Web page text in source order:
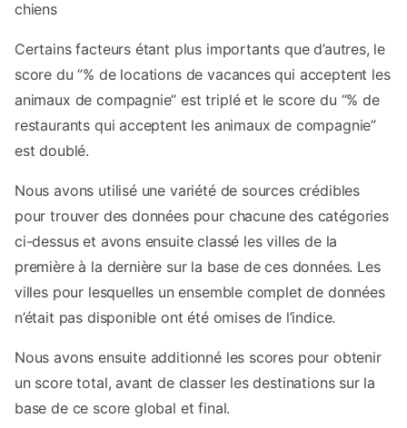
chiens
Certains facteurs étant plus importants que d’autres, le
score du “% de locations de vacances qui acceptent les
animaux de compagnie” est triplé et le score du “% de
restaurants qui acceptent les animaux de compagnie”
est doublé.
Nous avons utilisé une variété de sources crédibles
pour trouver des données pour chacune des catégories
ci-dessus et avons ensuite classé les villes de la
première à la dernière sur la base de ces données. Les
villes pour lesquelles un ensemble complet de données
n’était pas disponible ont été omises de l’indice.
Nous avons ensuite additionné les scores pour obtenir
un score total, avant de classer les destinations sur la
base de ce score global et final.